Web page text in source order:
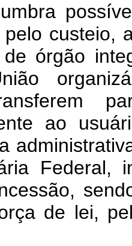
custeio,
de órgão
ao
Federal,
de lei,